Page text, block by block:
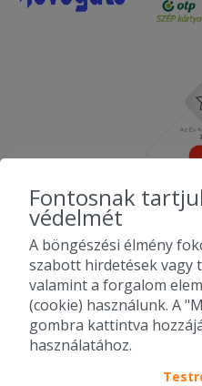
Fontosnak
védelmét
A böngészési élmény
szabott hirdetések vagy
valamint a forgalom
(cookie) használunk. A
gombra kattintva
használatához.